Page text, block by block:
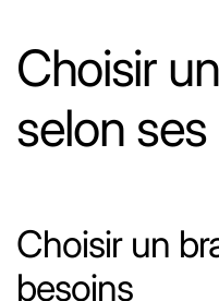
Choisir
selon
Choisir un
besoins